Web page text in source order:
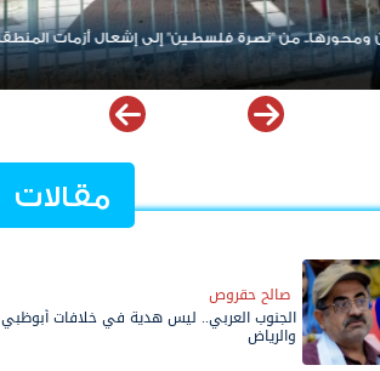
الأزمة لا يقود الحل؟.. تحالف جديد في باب المندب
فتح ملف إخفاقات التحالف العربي في اليمن
مقالات
صالح حقروص
الجنوب العربي.. ليس هدية في خلافات أبوظبي
والرياض